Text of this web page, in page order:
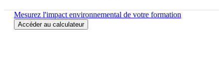
Mesurez l'impact environnemental de votre formation
Accéder au calculateur